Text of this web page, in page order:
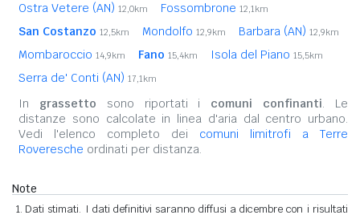
Ostra Vetere (AN) 12,0km Fossombrone 12,1km
San Costanzo 12,5km Mondolfo 12,9km Barbara (AN) 12,9km
Mombaroccio 14,9km Fano 15,4km Isola del Piano 15,5km
Serra de' Conti (AN) 17,1km
In grassetto sono riportati i comuni confinanti. Le
distanze sono calcolate in linea d'aria dal centro urbano.
Vedi l'elenco completo dei comuni limitrofi a Terre
Roveresche ordinati per distanza.
Note
Dati stimati. I dati definitivi saranno diffusi a dicembre con i risultati